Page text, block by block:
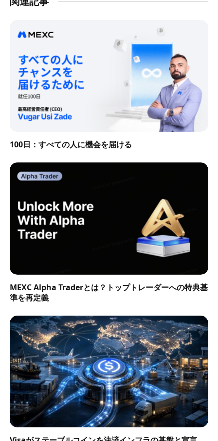
100日：すべての人に機会を届ける
MEXC Alpha Traderとは？トップトレーダーへの特典基
準を再定義